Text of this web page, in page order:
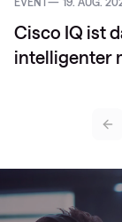
Cisco IQ ist
intelligenter